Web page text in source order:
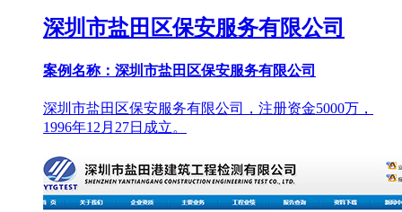
深圳市盐田区保安服务有限公司
案例名称：深圳市盐田区保安服务有限公司
深圳市盐田区保安服务有限公司，注册资金5000万，
1996年12月27日成立。